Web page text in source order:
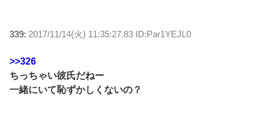
339: 2017/11/14(火) 11:35:27.83 ID:Par1YEJL0
>>326
ちっちゃい彼氏だねー
一緒にいて恥ずかしくないの？